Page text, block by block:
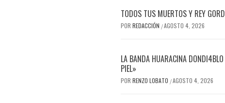
TODOS TUS MUERTOS Y REY
POR REDACCIÓN /AGOSTO 4, 2026
LA BANDA HUARACINA
PIEL»
POR RENZO LOBATO /AGOSTO 4, 2026